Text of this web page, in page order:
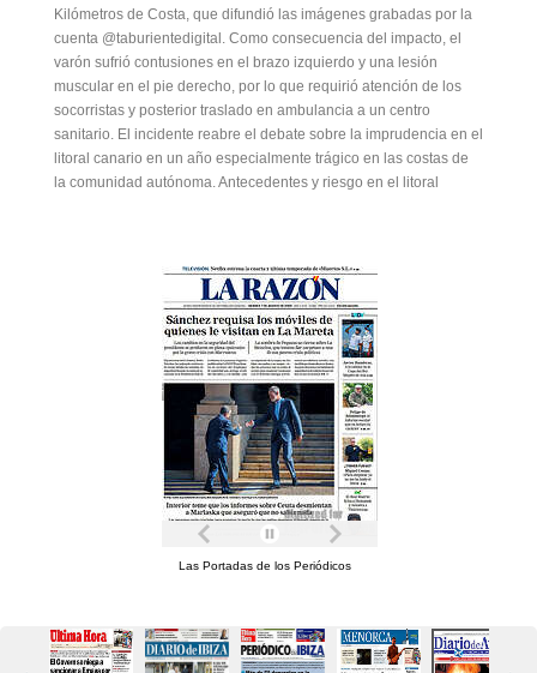
Kilómetros de Costa, que difundió las imágenes grabadas por la
cuenta @taburientedigital. Como consecuencia del impacto, el
varón sufrió contusiones en el brazo izquierdo y una lesión
muscular en el pie derecho, por lo que requirió atención de los
socorristas y posterior traslado en ambulancia a un centro
sanitario. El incidente reabre el debate sobre la imprudencia en el
litoral canario en un año especialmente trágico en las costas de
la comunidad autónoma. Antecedentes y riesgo en el litoral
Las Portadas de los Periódicos